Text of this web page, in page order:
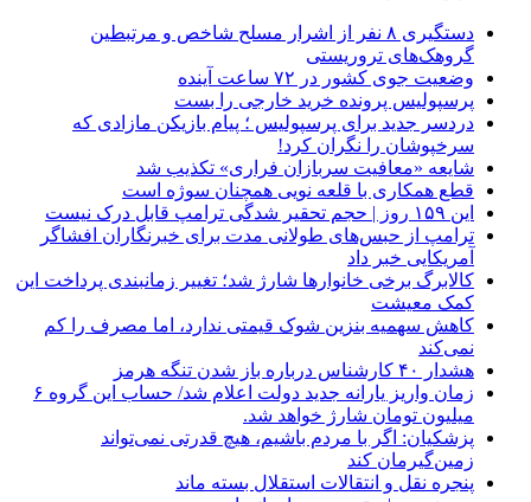
دستگیری ۸ نفر از اشرار مسلح شاخص و مرتبطین
گروهک‌های تروریستی
وضعیت جوی کشور در ۷۲ ساعت آینده
پرسپولیس پرونده خرید خارجی را بست
دردسر جدید برای پرسپولیس ؛ پیام بازیکن مازادی که
سرخپوشان را نگران کرد!
شایعه «معافیت سربازان فراری» تکذیب شد
قطع همکاری با قلعه نویی همچنان سوژه است
این ۱۵۹ روز | حجم تحقیر شدگی ترامپ قابل درک نیست
ترامپ از حبس‌های طولانی مدت برای خبرنگاران افشاگر
آمریکایی خبر داد
کالابرگ برخی خانوارها شارژ شد؛ تغییر زمانبندی پرداخت این
کمک معیشت
کاهش سهمیه بنزین شوک قیمتی ندارد، اما مصرف را کم
نمی‌کند
هشدار ۴۰ کارشناس درباره باز شدن تنگه هرمز
زمان واریز یارانه جدید دولت اعلام شد/ حساب این گروه ۶
میلیون تومان شارژ خواهد شد.
پزشکیان: اگر با مردم باشیم، هیچ قدرتی نمی‌تواند
زمین‌گیرمان کند
پنجره‌ نقل و انتقالات استقلال بسته ماند